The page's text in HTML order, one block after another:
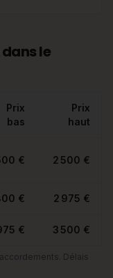
le
Prix
bas
Prix
haut
€ 2 500 €
€ 2 975 €
€ 3 500 €
Délais